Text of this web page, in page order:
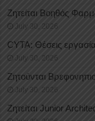
Ζητείται Βοηθός
July 30, 2026
CYTA: Θέσεις
July 30, 2026
Ζητούνται
July 30, 2026
Ζητείται Junior